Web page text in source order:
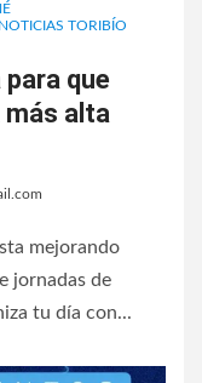
NOTICIAS TORIBÍO
para que
más alta
mejorando
jornadas de
tu día con...